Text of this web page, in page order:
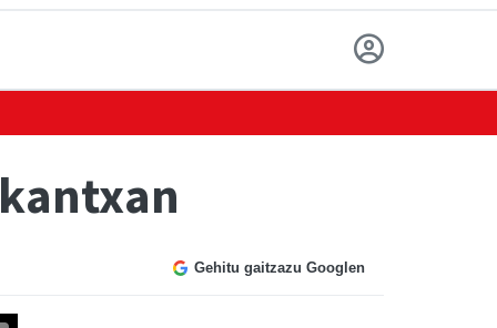
Gehitu gaitzazu Googlen